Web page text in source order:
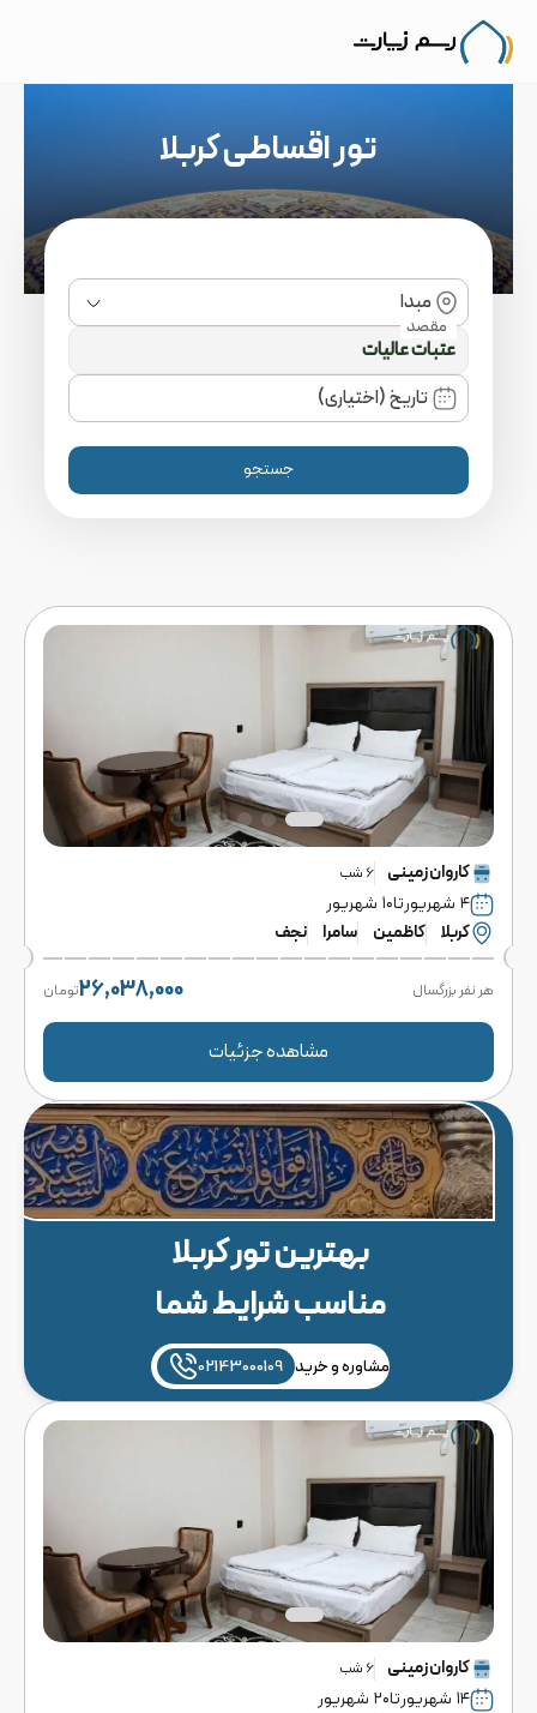
تور اقساطی کربلا
مبدا
مقصد
تاریخ (اختیاری)
جستجو
کاروانزمینی 6 شب
۴ شهریور تا۱۰ شهریور
کربلا
کاظمین سامرا نجف
هر نفر بزرگسال 26,038,000تومان
مشاهده جزئیات
بهترین تور کربلا
مناسب شرایط شما
مشاوره و خرید 02143000109
کاروانزمینی 6 شب
۱۴ شهریور تا۲۰ شهریور